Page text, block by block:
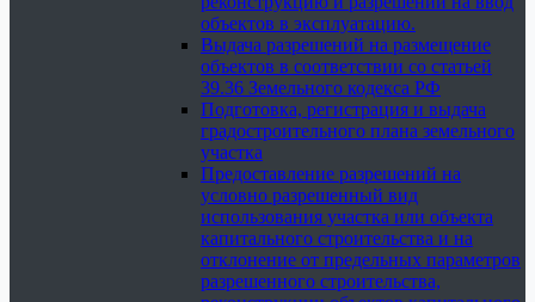
объектов в эксплуатацию.
Выдача разрешений на размещение
объектов в соответствии со статьей
39.36 Земельного кодекса РФ
Подготовка, регистрация и выдача
градостроительного плана земельного
участка
Предоставление разрешений на
условно разрешенный вид
использования участка или объекта
капитального строительства и на
отклонение от предельных параметров
разрешенного строительства,